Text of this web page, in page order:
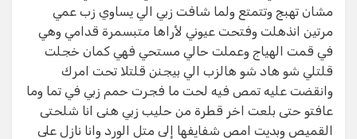
مشان تهبج وتتمتع ولما شافت زبي الي يساوي زب عمي
مرتين انذهلت وفتحت عيوني لأراها متبسمرة قدامي وهي
في قمت الهياج وعملت حالي مستحي فهي كمان خجلت
قلتلي شو هاد شو هالزب الي بيجنن قلتلا تحت امرك
وانقضت عليه تمص فيه لحت ما فجرت حمم زبي في تما وما
عافتو حتى بلعت اخر قطرة من حليب زبي هنى انا شلحتى
القميص وبديت امص شفايفها إلى متل الورد وانا نازل على